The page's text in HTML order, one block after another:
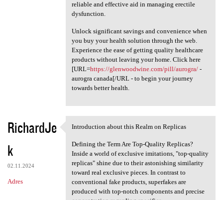
reliable and effective aid in managing erectile
dysfunction.
Unlock significant savings and convenience when
you buy your health solution through the web.
Experience the ease of getting quality healthcare
products without leaving your home. Click here
[URL=https://glenwoodwine.com/pill/aurogra/-
aurogra canada[/URL - to begin your journey
towards better health.
RichardJe
k
02.11.2024
Adres
Introduction about this Realm
Introduction about this Realm on Replicas
Defining the Term Are Top-Quality Replicas?
Inside a world of exclusive imitations, "top-quality
replicas" shine due to their astonishing similarity
toward real exclusive pieces. In contrast to
conventional fake products, superfakes are
produced with top-notch components and precise